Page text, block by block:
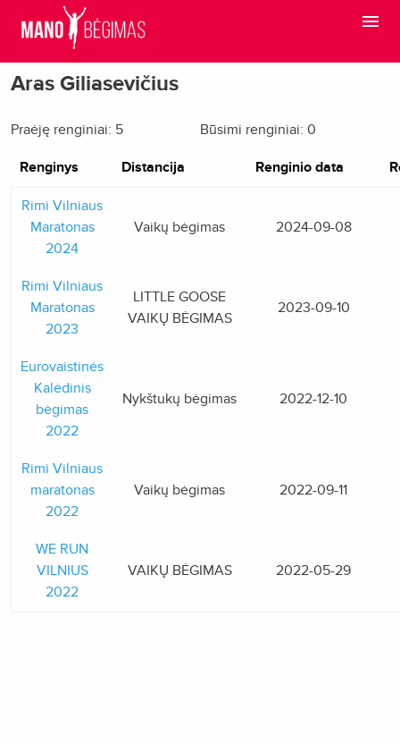
Aras Giliasevičius
Praėję renginiai: 5 Būsimi renginiai: 0
Renginys Distancija Renginio data
Rimi Vilniaus
Maratonas
2024
Vaikų bėgimas 2024-09-08
Rimi Vilniaus
Maratonas
2023
LITTLE GOOSE
VAIKŲ BĖGIMAS
2023-09-10
Eurovaistinės
Kalėdinis
bėgimas
2022
Nykštukų bėgimas 2022-12-10
Rimi Vilniaus
maratonas
2022
Vaikų bėgimas 2022-09-11
WE RUN
VILNIUS
2022
VAIKŲ BĖGIMAS 2022-05-29